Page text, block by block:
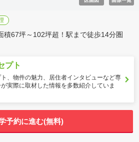
積67坪～102坪超！駅まで徒歩14分圏
プト
、物件の魅力、居住者インタビューなど専
実際に取材した情報を多数紹介していま
予約に進む(無料)